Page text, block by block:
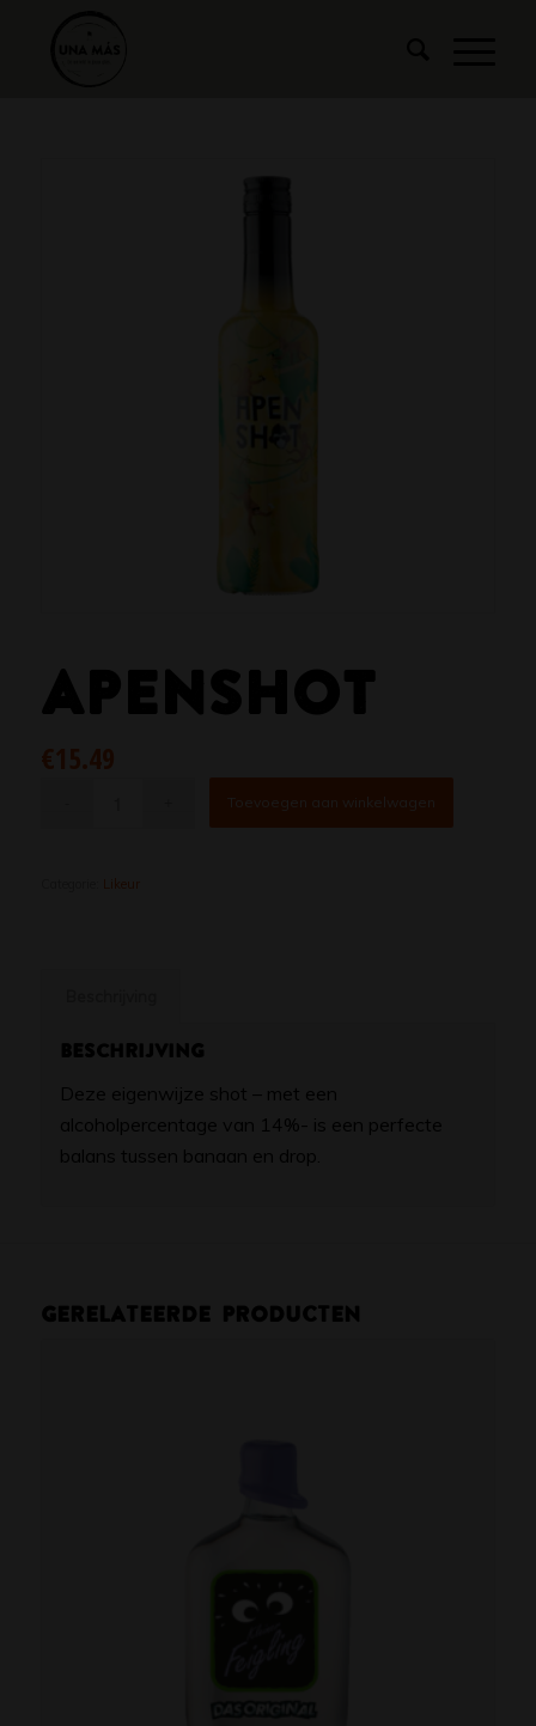
APENSHOT
€15.49
Toevoegen aan winkelwagen
Likeur
Beschrijving
Deze eigenwijze shot – met een
alcoholpercentage van 14%- is een perfecte
balans tussen banaan en drop.
Gerelateerde producten